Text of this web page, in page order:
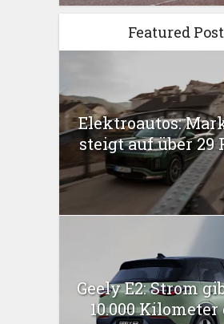
Featured
Elektroautos:
steigt auf über 29
Geely E2: Strom
10.000